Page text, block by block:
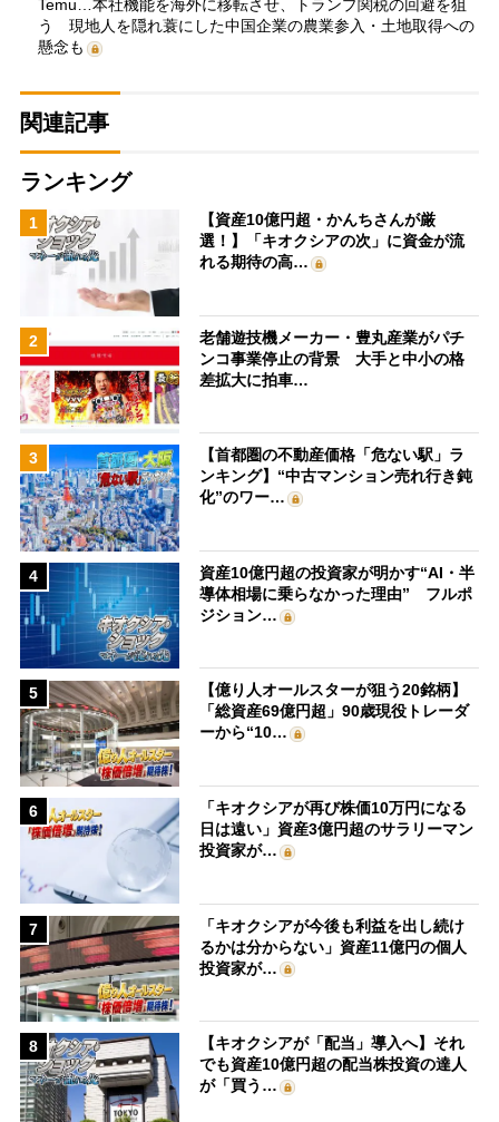
Temu…本社機能を海外に移転させ、トランプ関税の回避を狙
う 現地人を隠れ蓑にした中国企業の農業参入・土地取得への
懸念も
関連記事
ランキング
1
【資産10億円超・かんちさんが厳
選！】「キオクシアの次」に資金が流
れる期待の高…
2
老舗遊技機メーカー・豊丸産業がパチ
ンコ事業停止の背景 大手と中小の格
差拡大に拍車…
3
【首都圏の不動産価格「危ない駅」ラ
ンキング】“中古マンション売れ行き鈍
化”のワー…
4
資産10億円超の投資家が明かす“AI・半
導体相場に乗らなかった理由” フルポ
ジション…
5
【億り人オールスターが狙う20銘柄】
「総資産69億円超」90歳現役トレーダ
ーから“10…
6
「キオクシアが再び株価10万円になる
日は遠い」資産3億円超のサラリーマン
投資家が…
7
「キオクシアが今後も利益を出し続け
るかは分からない」資産11億円の個人
投資家が…
8
【キオクシアが「配当」導入へ】それ
でも資産10億円超の配当株投資の達人
が「買う…